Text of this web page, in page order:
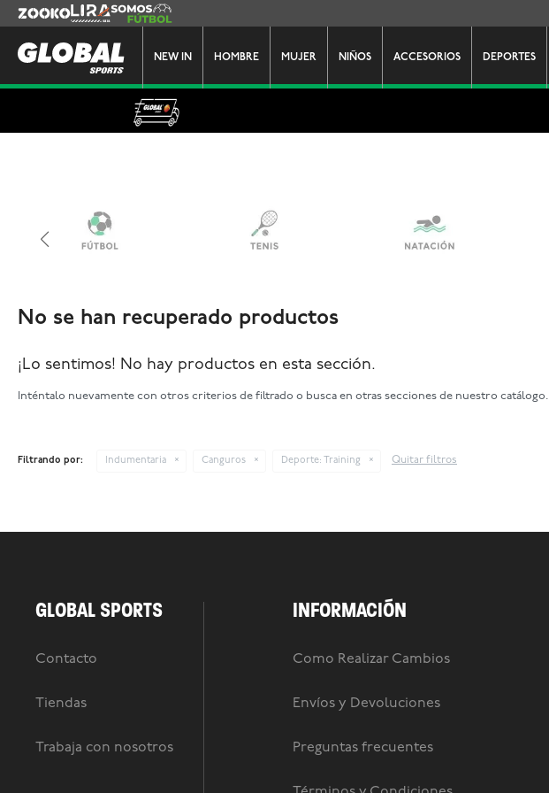
NEW IN HOMBRE MUJER NIÑOS ACCESORIOS DEPORTES
Zooko Lira Somos Futbol
No se han recuperado productos
¡Lo sentimos! No hay productos en esta sección.
Inténtalo nuevamente con otros criterios de filtrado o busca en otras secciones de nuestro catálogo.
Filtrando por: Indumentaria Canguros Deporte: Training Quitar filtros
GLOBAL SPORTS
Contacto
Tiendas
Trabaja con nosotros
INFORMACIÓN
Como Realizar Cambios
Envíos y Devoluciones
Preguntas frecuentes